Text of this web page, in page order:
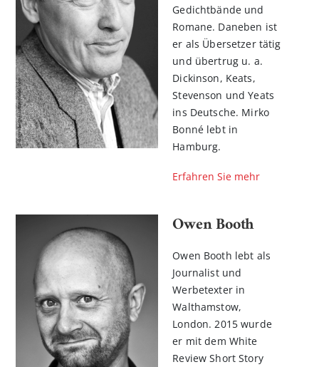
Gedichtbände und
Romane. Daneben ist
er als Übersetzer tätig
und übertrug u. a.
Dickinson, Keats,
Stevenson und Yeats
ins Deutsche. Mirko
Bonné lebt in
Hamburg.
Erfahren Sie mehr
Owen Booth
Owen Booth lebt als
Journalist und
Werbetexter in
Walthamstow,
London. 2015 wurde
er mit dem White
Review Short Story